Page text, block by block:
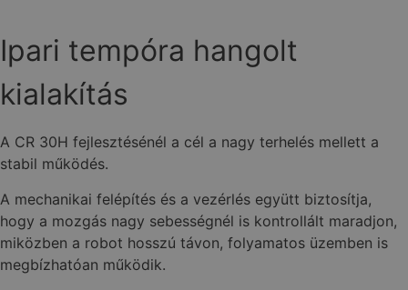
Ipari tempóra hangolt
kialakítás
A CR 30H fejlesztésénél a cél a nagy terhelés mellett a
stabil működés.
A mechanikai felépítés és a vezérlés együtt biztosítja,
hogy a mozgás nagy sebességnél is kontrollált maradjon,
miközben a robot hosszú távon, folyamatos üzemben is
megbízhatóan működik.